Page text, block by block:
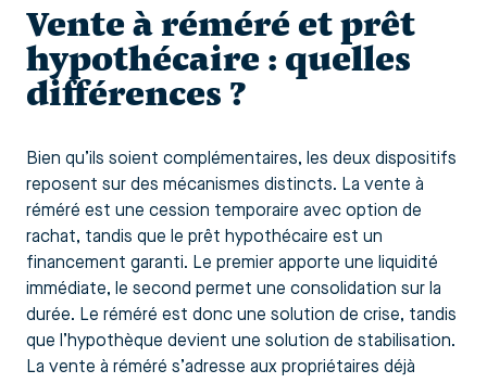
Vente à réméré et prêt
hypothécaire : quelles
différences ?
Bien qu’ils soient complémentaires, les deux dispositifs
reposent sur des mécanismes distincts. La vente à
réméré est une cession temporaire avec option de
rachat, tandis que le prêt hypothécaire est un
financement garanti. Le premier apporte une liquidité
immédiate, le second permet une consolidation sur la
durée. Le réméré est donc une solution de crise, tandis
que l’hypothèque devient une solution de stabilisation.
La vente à réméré s’adresse aux propriétaires déjà